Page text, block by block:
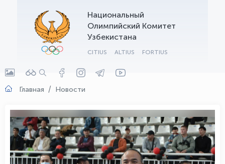
Национальный
Олимпийский Комитет
Узбекистана
CITIUS ALTIUS FORTIUS
Главная Новости
OLYMPCHIK AI - yordamchi
Онлайн · olympic.uz